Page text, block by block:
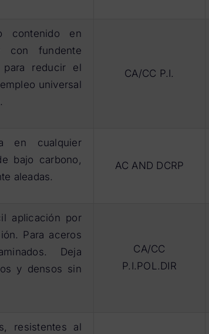
contenido en
con fundente
para reducir el
universal
CA/CC P.I.
en cualquier
bajo carbono,
aleadas.
AC AND DCRP
aplicación por
Para aceros
Deja
y densos sin
CA/CC
P.I.POL.DIR
resistentes al